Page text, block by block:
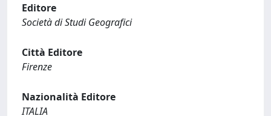
Editore
Società di Studi Geografici
Città Editore
Firenze
Nazionalità Editore
ITALIA